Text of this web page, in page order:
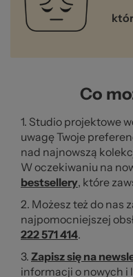
Co
1. Studio projektowe
uwagę Twoje
nad najnowszą
W oczekiwaniu na
bestsellery, które
2. Możesz też do nas
najpomocniejszej
222 571 414.
3. Zapisz się na
informacji o nowych